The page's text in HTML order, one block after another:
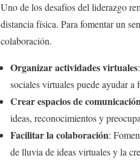
Uno de los desafíos del liderazgo
distancia física. Para fomentar un
colaboración.
Organizar actividades virtuales
sociales virtuales puede ayudar
Crear espacios de
ideas, reconocimientos y
Facilitar la colaboración:
de lluvia de ideas virtuales y la